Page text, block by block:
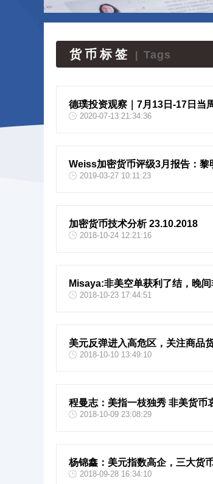
货币标签 Tags
德璞投资观察｜7月13日-17日当
2020-07-13 21:34:36
Weiss加密货币评级3月报告：
2019-03-27 10:11:23
加密货币技术分析 23.10.2018
2018-10-24 12:21:16
Misaya:非美空单获利了结，晚
2018-10-23 17:44:51
美元反弹进入高危区，关注商品
2018-10-10 13:49:10
程曼志：美指一枝独秀 非美货币
2018-10-09 23:08:29
杨锦鑫：美元指数高企，三大货
2018-09-28 16:34:10